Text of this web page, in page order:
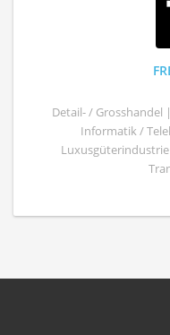
Detail- / Grosshandel
Informatik /